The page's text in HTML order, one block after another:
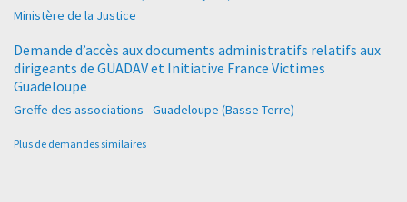
Ministère de la Justice
Demande d’accès aux documents administratifs relatifs aux
dirigeants de GUADAV et Initiative France Victimes
Guadeloupe
Greffe des associations - Guadeloupe (Basse-Terre)
Plus de demandes similaires